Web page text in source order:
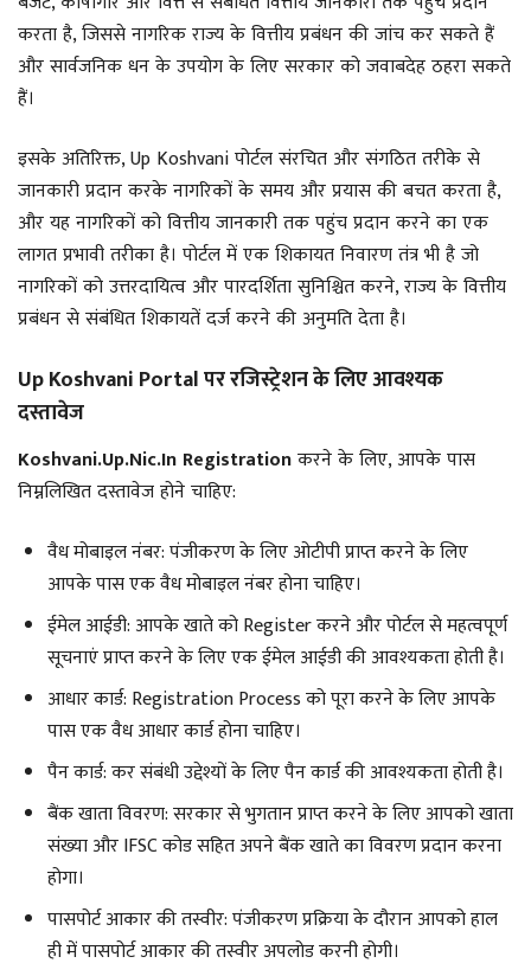
करता है, जिससे नागरिक राज्य के वित्तीय प्रबंधन की जांच कर सकते हैं
और सार्वजनिक धन के उपयोग के लिए सरकार को जवाबदेह ठहरा सकते
हैं।
इसके अतिरिक्त, Up Koshvani पोर्टल संरचित और संगठित तरीके से
जानकारी प्रदान करके नागरिकों के समय और प्रयास की बचत करता है,
और यह नागरिकों को वित्तीय जानकारी तक पहुंच प्रदान करने का एक
लागत प्रभावी तरीका है। पोर्टल में एक शिकायत निवारण तंत्र भी है जो
नागरिकों को उत्तरदायित्व और पारदर्शिता सुनिश्चित करने, राज्य के वित्तीय
प्रबंधन से संबंधित शिकायतें दर्ज करने की अनुमति देता है।
Up Koshvani Portal पर रजिस्ट्रेशन के लिए आवश्यक
दस्तावेज
Koshvani.Up.Nic.In Registrationकरने के लिए, आपके पास
निम्नलिखित दस्तावेज होने चाहिए:
वैध मोबाइल नंबर: पंजीकरण के लिए ओटीपी प्राप्त करने के लिए
आपके पास एक वैध मोबाइल नंबर होना चाहिए।
ईमेल आईडी: आपके खाते को Register करने और पोर्टल से महत्वपूर्ण
सूचनाएं प्राप्त करने के लिए एक ईमेल आईडी की आवश्यकता होती है।
आधार कार्ड: Registration Process को पूरा करने के लिए आपके
पास एक वैध आधार कार्ड होना चाहिए।
पैन कार्ड: कर संबंधी उद्देश्यों के लिए पैन कार्ड की आवश्यकता होती है।
बैंक खाता विवरण: सरकार से भुगतान प्राप्त करने के लिए आपको खाता
संख्या और IFSC कोड सहित अपने बैंक खाते का विवरण प्रदान करना
होगा।
पासपोर्ट आकार की तस्वीर: पंजीकरण प्रक्रिया के दौरान आपको हाल
ही में पासपोर्ट आकार की तस्वीर अपलोड करनी होगी।